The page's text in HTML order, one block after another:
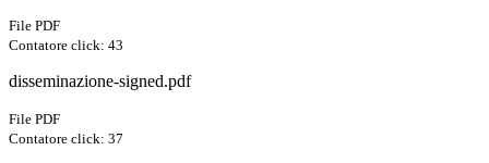
File PDF
Contatore click: 43
disseminazione-signed.pdf
File PDF
Contatore click: 37